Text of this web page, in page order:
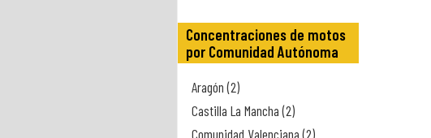
Concentraciones de motos
por Comunidad Autónoma
Aragón (2)
Castilla La Mancha (2)
Comunidad Valenciana (2)